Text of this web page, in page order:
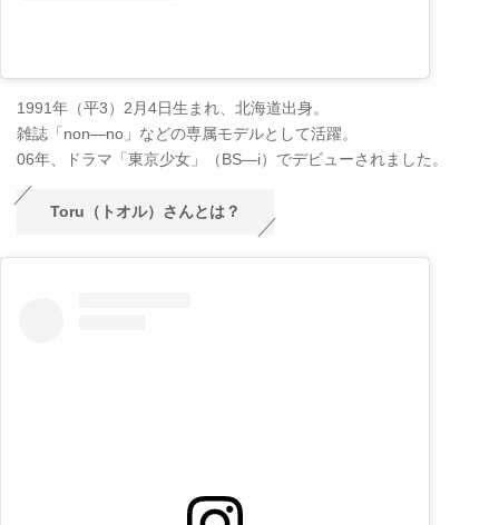
1991年（平3）2月4日生まれ、北海道出身。
雑誌「non―no」などの専属モデルとして活躍。
06年、ドラマ「東京少女」（BS―i）でデビューされました。
Toru（トオル）さんとは？